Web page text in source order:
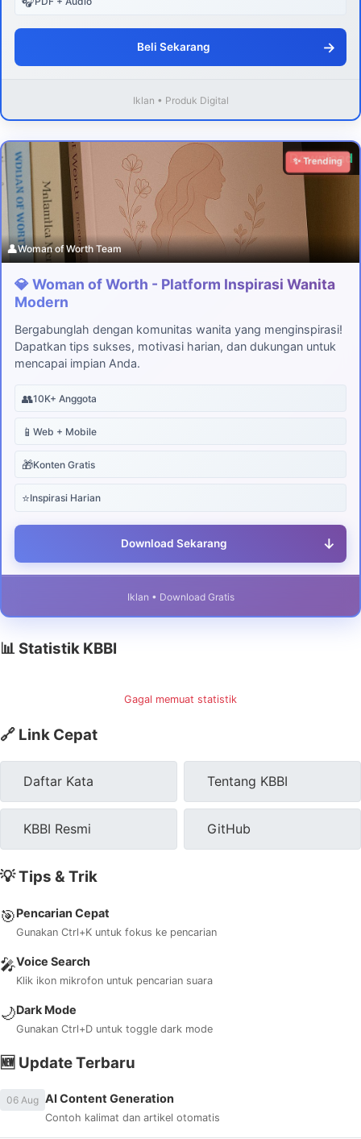
Beli Sekarang →
Iklan • Produk Digital
Download
✨ Trending
👤Woman of Worth Team
💎 Woman of Worth - Platform Inspirasi Wanita
Modern
Bergabunglah dengan komunitas wanita yang menginspirasi!
Dapatkan tips sukses, motivasi harian, dan dukungan untuk
mencapai impian Anda.
👥10K+ Anggota
📱 Web + Mobile
🎁Konten Gratis
⭐Inspirasi Harian
Download Sekarang ↓
Iklan • Download Gratis
📊 Statistik KBBI
Gagal memuat statistik
🔗 Link Cepat
Daftar Kata Tentang KBBI
KBBI Resmi GitHub
💡 Tips & Trik
🎯Pencarian Cepat
Gunakan Ctrl+K untuk fokus ke pencarian
🎤Voice Search
Klik ikon mikrofon untuk pencarian suara
🌙Dark Mode
Gunakan Ctrl+D untuk toggle dark mode
🆕 Update Terbaru
06 Aug AI Content Generation
Contoh kalimat dan artikel otomatis